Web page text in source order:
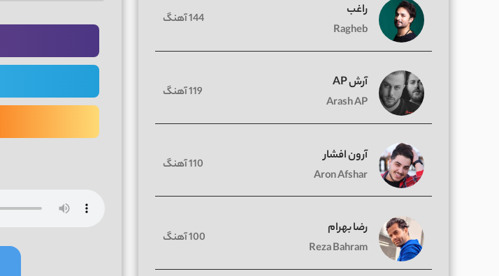
راغب
Ragheb
144 آهنگ
آرش AP
Arash AP
119 آهنگ
آرون افشار
Aron Afshar
110 آهنگ
رضا بهرام
Reza Bahram
100 آهنگ